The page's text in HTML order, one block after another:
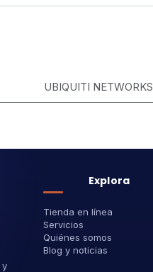
UBIQUITI NETWORKS
y
Explora
Tienda en línea
Servicios
Quiénes somos
Blog y noticias